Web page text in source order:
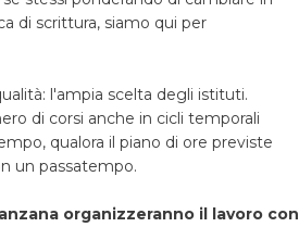
di scrittura, siamo qui per
l'ampia scelta degli istituti.
di corsi anche in cicli temporali
qualora il piano di ore previste
un passatempo.
organizzeranno il lavoro con